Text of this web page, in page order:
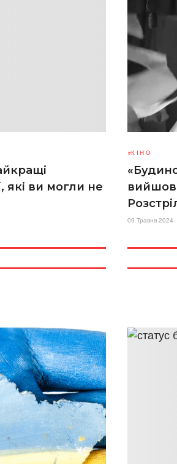
які ви могли не
КІНО
вийшов
09 Травня 2024